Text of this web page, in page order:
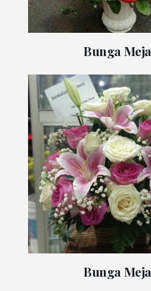
Bunga Meja
Bunga Meja